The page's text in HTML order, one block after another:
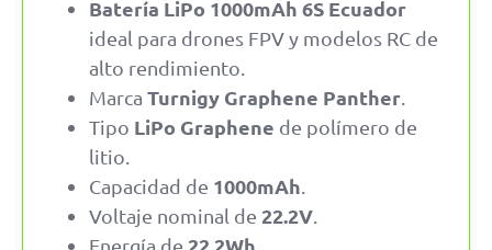
Batería LiPo 1000mAh 6S Ecuador
ideal para drones FPV y modelos RC de
alto rendimiento.
Marca Turnigy Graphene Panther
Tipo LiPo Graphene de polímero de
litio.
Capacidad de 1000mAh
Voltaje nominal de 22.2V
Energía de 22.2Wh